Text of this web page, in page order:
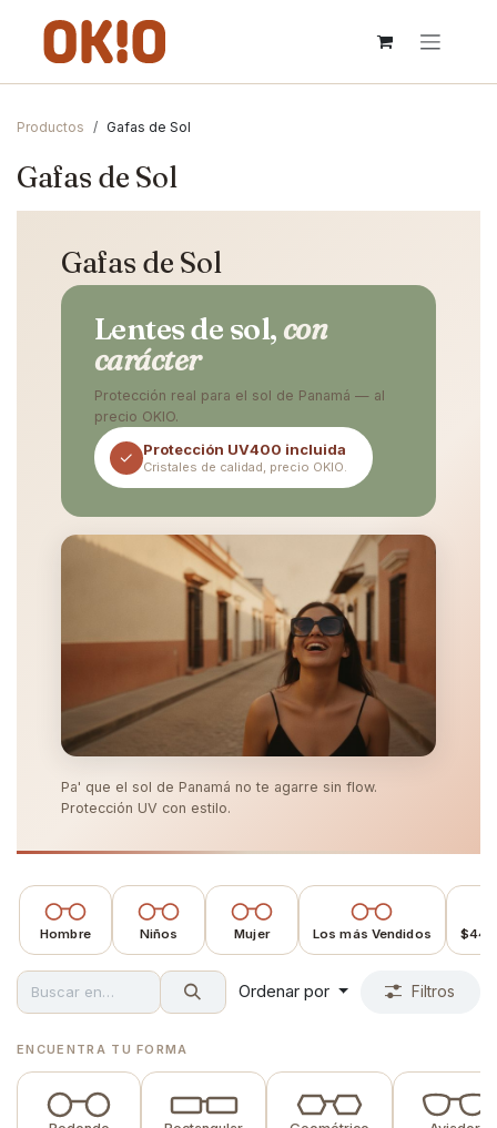
Productos Gafas de Sol
Gafas de Sol
Gafas de Sol
Lentes de sol, con
carácter
Protección real para el sol de Panamá — al
precio OKIO.
✓ Protección UV400 incluida
Cristales de calidad, precio OKIO.
Pa' que el sol de Panamá no te agarre sin flow.
Protección UV con estilo.
Hombre Niños Mujer Los más Vendidos
Ordenar por Filtros
ENCUENTRA TU FORMA